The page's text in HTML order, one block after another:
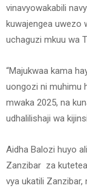
vinavyowakabili
kuwajengea uwezo
uchaguzi mkuu wa
“Majukwaa kama
uongozi ni muhimu
mwaka 2025, na
udhalilishaji wa
Aidha Balozi huyo
Zanzibar za
vya ukatili Zanzibar,